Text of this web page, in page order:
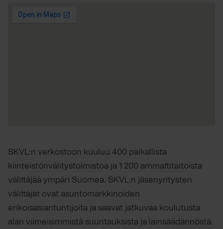
SKVL:n verkostoon kuuluu 400 paikallista
kiinteistönvälitystoimistoa ja 1 200 ammattitaitoista
välittäjää ympäri Suomea. SKVL:n jäsenyritysten
välittäjät ovat asuntomarkkinoiden
erikoisasiantuntijoita ja saavat jatkuvaa koulutusta
alan viimeisimmistä suuntauksista ja lainsäädännöstä.